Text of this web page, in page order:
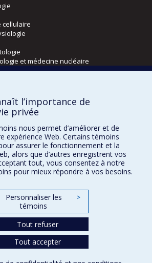
cellulaire
et médecine nucléaire
de l’activité physique
l’importance de
privée
nous permet d’améliorer et de
expérience Web. Certains témoins
assurer le fonctionnement et la
alors que d’autres enregistrent vos
tout, vous consentez à notre
pour mieux répondre à vos besoins.
Personnaliser les
témoins
>
Tout refuser
Tout accepter